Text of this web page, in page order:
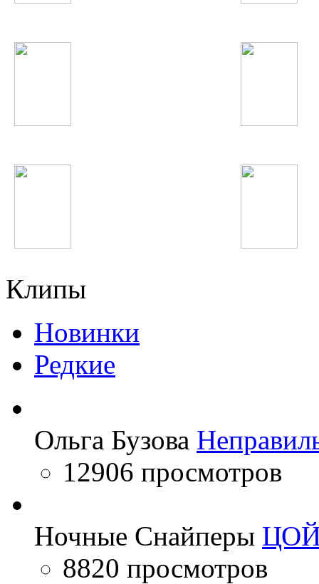
Клипы
Новинки
Редкие
Ольга Бузова
12906 просмотров
Ночные Снайперы
8820 просмотров